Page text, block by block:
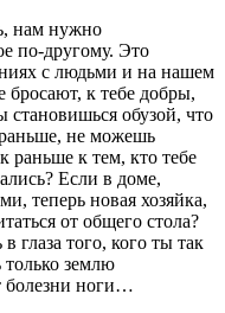
нам нужно
по-другому. Это
с людьми и на нашем
бросают, к тебе добры,
обузой, что
не можешь
раньше к тем, кто тебе
Если в доме,
теперь новая хозяйка,
от общего стола?
глаза того, кого ты так
землю
болезни ноги…